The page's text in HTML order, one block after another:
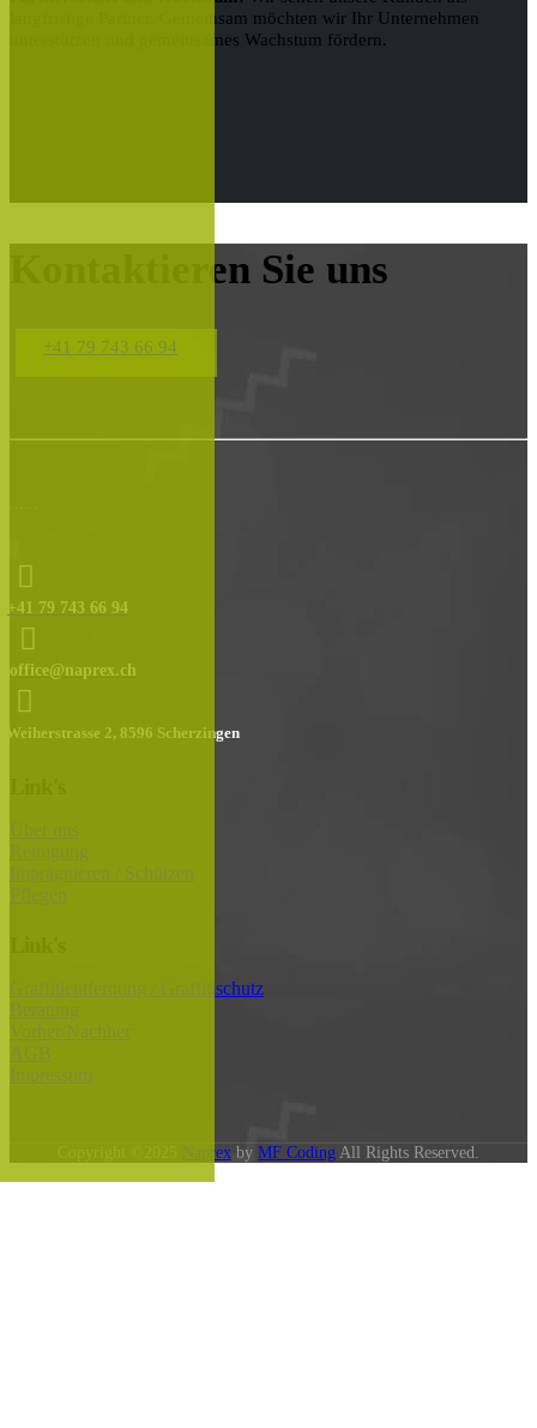
langfristige Partner. Gemeinsam möchten wir Ihr Unternehmen
unterstützen und gemeinsames Wachstum fördern.
Kontaktieren Sie uns
+41 79 743 66 94
+41 79 743 66 94
office@naprex.ch
Weiherstrasse 2, 8596 Scherzingen
Über uns
Reinigung
Imprägnieren / Schützen
Pflegen
Graffitientfernung / Graffitischutz
Beratung
Vorher/Nachher
AGB
Impressum
Naprex by MF Coding All Rights Reserved.